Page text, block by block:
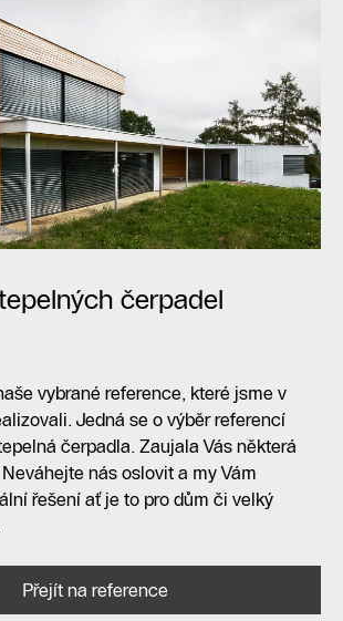
čerpadel
vybrané reference, které jsme v
Jedná se o výběr referencí
čerpadla. Zaujala Vás některá
nás oslovit a my Vám
řešení ať je to pro dům či velký
Přejít na reference